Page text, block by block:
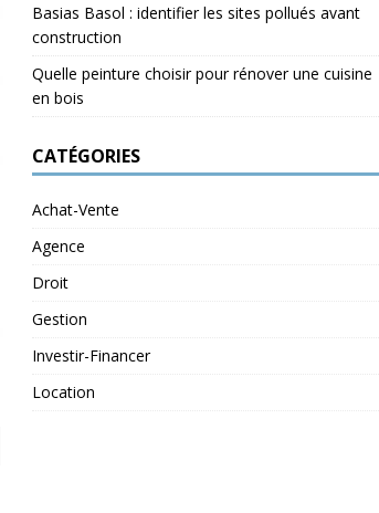
Basias Basol : identifier les sites pollués avant
construction
Quelle peinture choisir pour rénover une cuisine
en bois
CATÉGORIES
Achat-Vente
Agence
Droit
Gestion
Investir-Financer
Location